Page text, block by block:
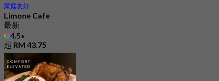
家庭友好
Limone Cafe
最新
4.5
起 RM 43.75